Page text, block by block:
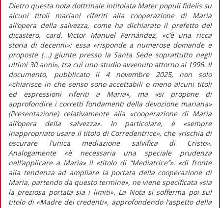
Dietro questa nota dottrinaleintitolata Mater populi fidelis su
alcuni titoli mariani riferiti alla cooperazione di Maria
all’opera della salvezza, come ha dichiarato il prefetto del
dicastero, card. Victor Manuel Fernández, «c’è una ricca
storia di decenni»: essa«risponde a numerose domande e
proposte (...) giunte presso la Santa Sede soprattutto negli
ultimi 30 anni», tra cui uno studio avvenuto attorno al 1996. Il
documento, pubblicato il 4 novembre 2025, non solo
«chiarisce in che senso sono accettabili o meno alcuni titoli
ed espressioni riferiti a Maria», ma «si propone di
approfondire i corretti fondamenti della devozione mariana»
(Presentazione) relativamente alla «cooperazione di Maria
all’opera della salvezza». In particolare, è«sempre
inappropriato usare il titolo di Corredentrice», che«rischia di
oscurare l’unica mediazione salvifica di Cristo».
Analogamente«è necessaria una speciale prudenza
nell’applicare a Maria» il«titolo di “Mediatrice”»: «di fronte
alla tendenza ad ampliare la portata della cooperazione di
Maria, partendo da questo termine», ne viene specificata «sia
la preziosa portata sia i limiti». La Nota si sofferma poi sul
titolo di «Madre dei credenti», approfondendo l’aspetto della